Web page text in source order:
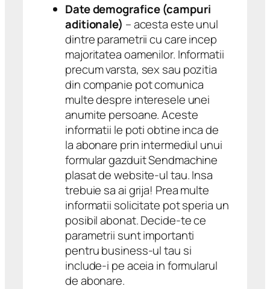
Date demografice (campuri
aditionale) – acesta este unul
dintre parametrii cu care incep
majoritatea oamenilor. Informatii
precum varsta, sex sau pozitia
din companie pot comunica
multe despre interesele unei
anumite persoane. Aceste
informatii le poti obtine inca de
la abonare prin intermediul unui
formular gazduit Sendmachine
plasat de website-ul tau. Insa
trebuie sa ai grija! Prea multe
informatii solicitate pot speria un
posibil abonat. Decide-te ce
parametrii sunt importanti
pentru business-ul tau si
include-i pe aceia in formularul
de abonare.